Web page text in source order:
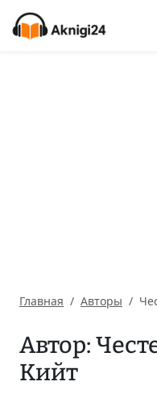
Главная Авторы
Автор:
Кийт